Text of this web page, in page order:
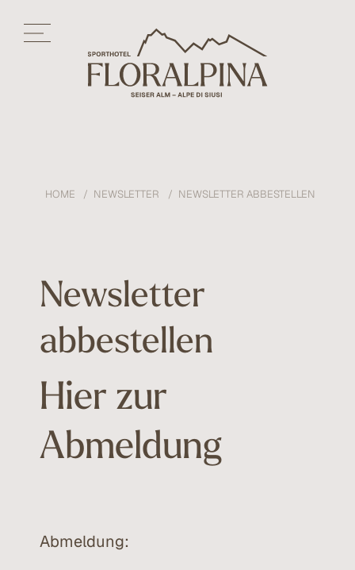
HOME NEWSLETTER NEWSLETTER ABBESTELLEN
Newsletter
abbestellen
Hier zur
Abmeldung
Abmeldung: